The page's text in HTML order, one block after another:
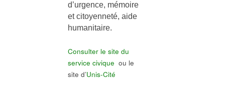
d’urgence, mémoire
et citoyenneté, aide
humanitaire.
Consulter le site du
service civique ou le
site d’Unis-Cité